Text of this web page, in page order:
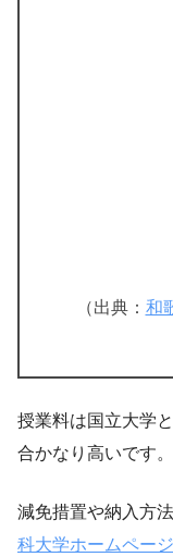
（出典： 和
授業料は国立大学
合かなり高いです。
減免措置や納入方
科大学ホームペー